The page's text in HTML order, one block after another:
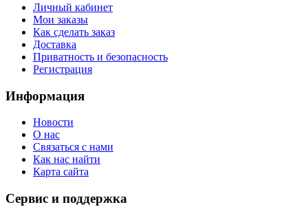
Личный кабинет
Мои заказы
Как сделать заказ
Доставка
Приватность и безопасность
Регистрация
Информация
Новости
О нас
Связаться с нами
Как нас найти
Карта сайта
Сервис и поддержка